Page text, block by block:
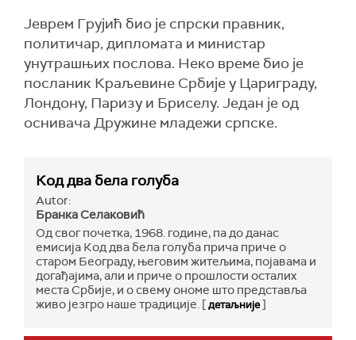
Јеврем Грујић био је спрски правник,
политичар, дипломата и министар
унутрашњих послова. Неко време био је
посланик Краљевине Србије у Цариграду,
Лондону, Паризу и Бриселу. Један је од
оснивача Дружине младежи српске.
Код два бела голуба
Autor:
Бранка Селаковић
Од свог почетка, 1968. године, па до данас
емисија Код два бела голуба прича приче о
старом Београду, његовим житељима, појавама и
догађајима, али и приче о прошлости осталих
места Србије, и о свему ономе што представља
живо језгро наше традиције. [детаљније]